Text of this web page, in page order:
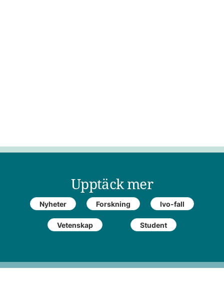
Upptäck mer
Nyheter Forskning Ivo-fall
Vetenskap Student